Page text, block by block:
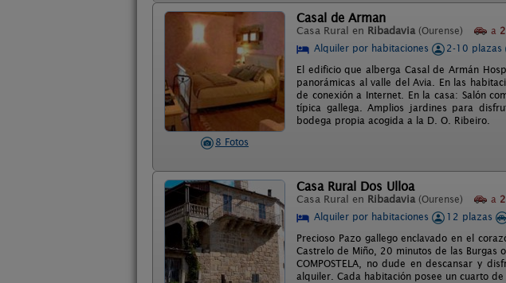
8 Fotos
Casal de Arman
Casa Rural en Ribadavia (Ourense) a
Alquiler por habitaciones
2-10 plazas
El edificio que alberga Casal de Armán
panorámicas al valle del Avia. En las
de conexión a Internet. En la casa: Salón
típica gallega. Amplios jardines para
bodega propia acogida a la D. O. Ribeiro.
Casa Rural Dos Ulloa
Casa Rural en Ribadavia (Ourense) a
Alquiler por habitaciones
12 plazas
Precioso Pazo gallego enclavado en el
Castrelo de Miño, 20 minutos de las Burgas
COMPOSTELA, no dude en descansar y
alquiler. Cada habitación posee un cuarto